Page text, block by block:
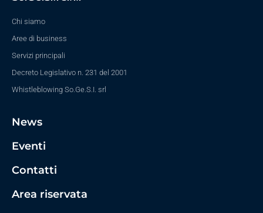
Chi siamo
Aree di business
Servizi principali
Decreto Legislativo n. 231 del 2001
Whistleblowing So.Ge.S.I. srl
News
Eventi
Contatti
Area riservata